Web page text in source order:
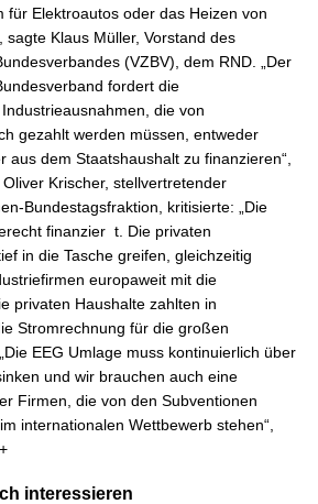
für Elektroautos oder das Heizen von
sagte Klaus Müller, Vorstand des
(VZBV), dem RND. „Der
fordert die
die von
gezahlt werden müssen, entweder
aus dem Staatshaushalt zu finanzieren“,
Krischer, stellvertretender
Bundestagsfraktion, kritisierte: „Die
finanzier t. Die privaten
in die Tasche greifen, gleichzeitig
europaweit mit die
privaten Haushalte zahlten in
Stromrechnung für die großen
EEG Umlage muss kontinuierlich über
und wir brauchen auch eine
Firmen, die von den Subventionen
internationalen Wettbewerb stehen“,
interessieren